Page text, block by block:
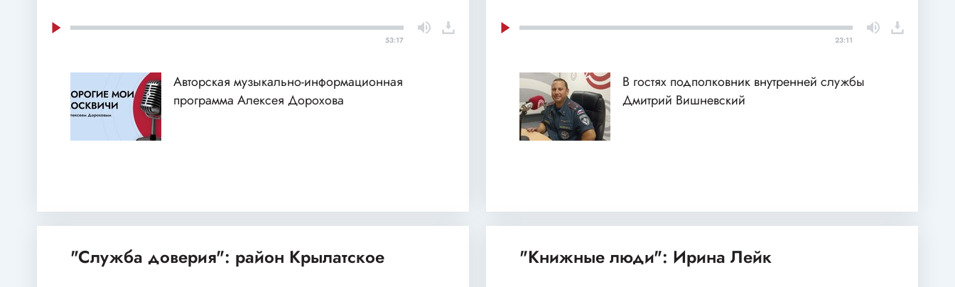
53:17
Авторская музыкально-информационная
программа Алексея Дорохова
23:11
В гостях подполковник внутренней службы
Дмитрий Вишневский
"Служба доверия": район Крылатское "Книжные люди": Ирина Лейк